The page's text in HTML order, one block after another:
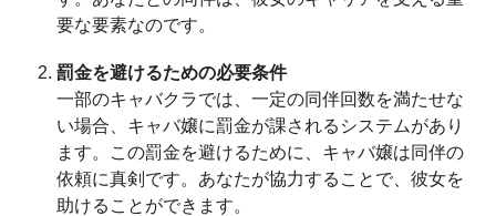
要な要素なのです。
罰金を避けるための必要条件
一部のキャバクラでは、一定の同伴回数を満たせな
い場合、キャバ嬢に罰金が課されるシステムがあり
ます。この罰金を避けるために、キャバ嬢は同伴の
依頼に真剣です。あなたが協力することで、彼女を
助けることができます。